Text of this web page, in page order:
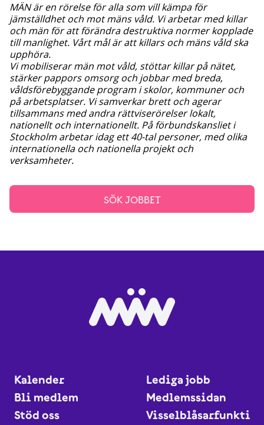
MÄN är en rörelse för alla som vill kämpa för
jämställdhet och mot mäns våld. Vi arbetar med killar
och män för att förändra destruktiva normer kopplade
till manlighet. Vårt mål är att killars och mäns våld ska
upphöra.
Vi mobiliserar män mot våld, stöttar killar på nätet,
stärker pappors omsorg och jobbar med breda,
våldsförebyggande program i skolor, kommuner och
på arbetsplatser. Vi samverkar brett och agerar
tillsammans med andra rättviserörelser lokalt,
nationellt och internationellt. På förbundskansliet i
Stockholm arbetar idag ett 40-tal personer, med olika
internationella och nationella projekt och
verksamheter.
SÖK JOBBET
Kalender
Lediga jobb
Bli medlem
Medlemssidan
Stöd oss
Visselblåsarfunktion